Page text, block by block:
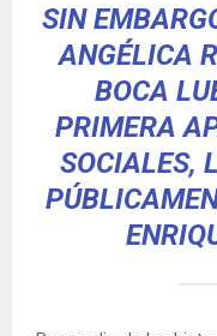
SIN
ANGÉLICA
BOCA
PRIMERA
SOCIALES,